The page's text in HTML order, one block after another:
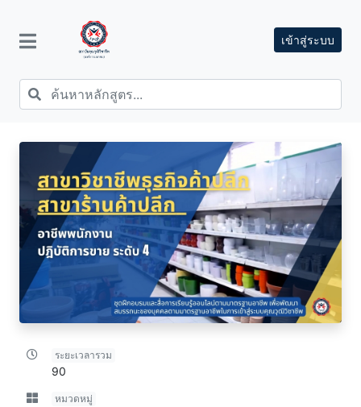
เข้าสู่ระบบ
ระยะเวลารวม
90
หมวดหมู่